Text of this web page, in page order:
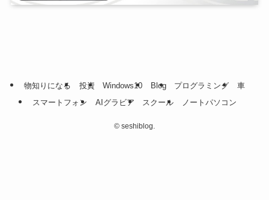
物知りになる 投資 Windows10 Blog プログラミング
車
スマートフォン
AIグラビア スクール ノートパソコン
© seshiblog.